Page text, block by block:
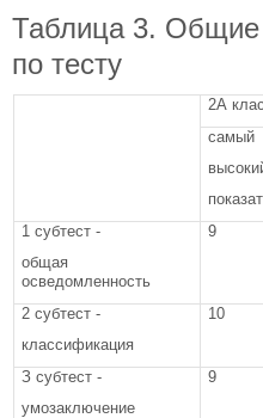
Таблица 3. Общие
по тесту
2А
самый
1 субтест -
общая
осведомленность
9
2 субтест -
классификация
10
З субтест -
умозаключение
9